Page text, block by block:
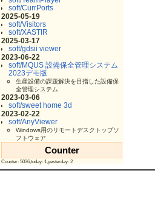
soft/CurrPorts
2025-05-19
soft/Visitors
soft/XASTIR
2025-03-17
soft/gdsii viewer
2023-06-22
soft/MQUS 設備保全管理システム
2023デモ版
生産設備の課題解決を目指した設備保
全管理システム
2023-03-06
soft/sweet home 3d
2023-02-22
soft/AnyViewer
Windows用のリモートデスクトップソ
フトウェア
Counter
Counter: 5036,today: 1,yesterday: 2